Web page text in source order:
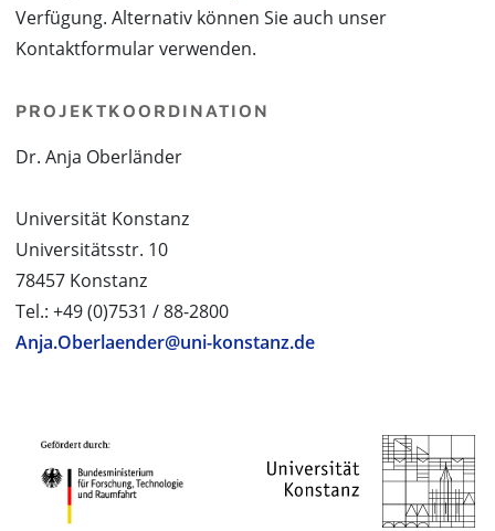
Verfügung. Alternativ können Sie auch unser
Kontaktformular verwenden.
PROJEKTKOORDINATION
Dr. Anja Oberländer
Universität Konstanz
Universitätsstr. 10
78457 Konstanz
Tel.: +49 (0)7531 / 88-2800
Anja.Oberlaender@uni-konstanz.de